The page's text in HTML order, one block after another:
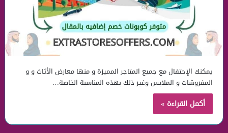
يمكنك الإحتفال مع جميع المتاجر المميزة و منها معارض الأثاث و و
المفروشات و الملابس وغير ذلك بهذه المناسبة الخاصة…
أكمل القراءة »